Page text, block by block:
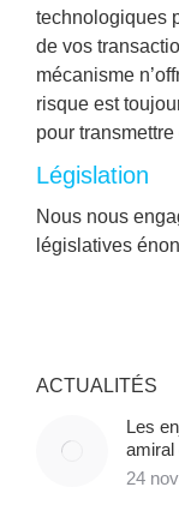
technologiques
de vos
mécanisme
risque est
pour
Législation
Nous nous
législatives
ACTUALITÉS
Les
amiral
24